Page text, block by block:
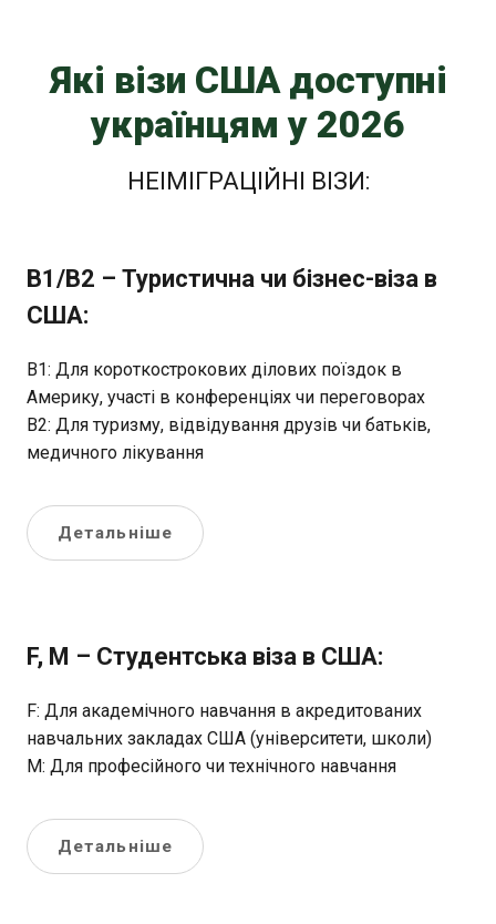
Які візи США доступні
українцям у 2026
НЕІМІГРАЦІЙНІ ВІЗИ:
B1/B2 – Туристична чи бізнес-віза в
США:
B1: Для короткострокових ділових поїздок в
Америку, участі в конференціях чи переговорах
B2: Для туризму, відвідування друзів чи батьків,
медичного лікування
Детальніше
F, M – Студентська віза в США:
F: Для академічного навчання в акредитованих
навчальних закладах США (університети, школи)
М: Для професійного чи технічного навчання
Детальніше